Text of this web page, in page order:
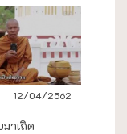
12/04/2562
าเถิด